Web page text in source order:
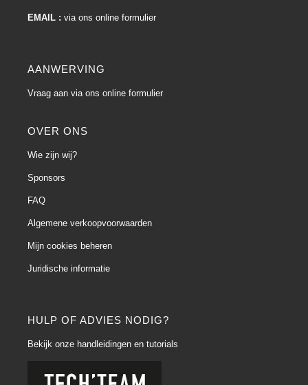
HULP OF ADVIES NODIG?
Bekijk onze handleidingen en tutorials
EMAIL : via ons online formulier
AANWERVING
Vraag aan via ons online formulier
OVER ONS
Wie zijn wij?
Sponsors
FAQ
Algemene verkoopvoorwaarden
Mijn cookies beheren
Juridische informatie